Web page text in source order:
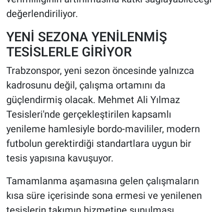
değerlendiriliyor.
YENİ SEZONA YENİLENMİŞ
TESİSLERLE GİRİYOR
Trabzonspor, yeni sezon öncesinde yalnızca
kadrosunu değil, çalışma ortamını da
güçlendirmiş olacak. Mehmet Ali Yılmaz
Tesisleri'nde gerçekleştirilen kapsamlı
yenileme hamlesiyle bordo-mavililer, modern
futbolun gerektirdiği standartlara uygun bir
tesis yapısına kavuşuyor.
Tamamlanma aşamasına gelen çalışmaların
kısa süre içerisinde sona ermesi ve yenilenen